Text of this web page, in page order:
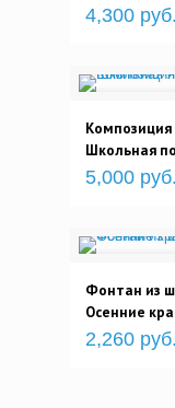
4,300 руб.
Композиция
Школьная
5,000 руб.
Фонтан из
Осенние
2,260 руб.